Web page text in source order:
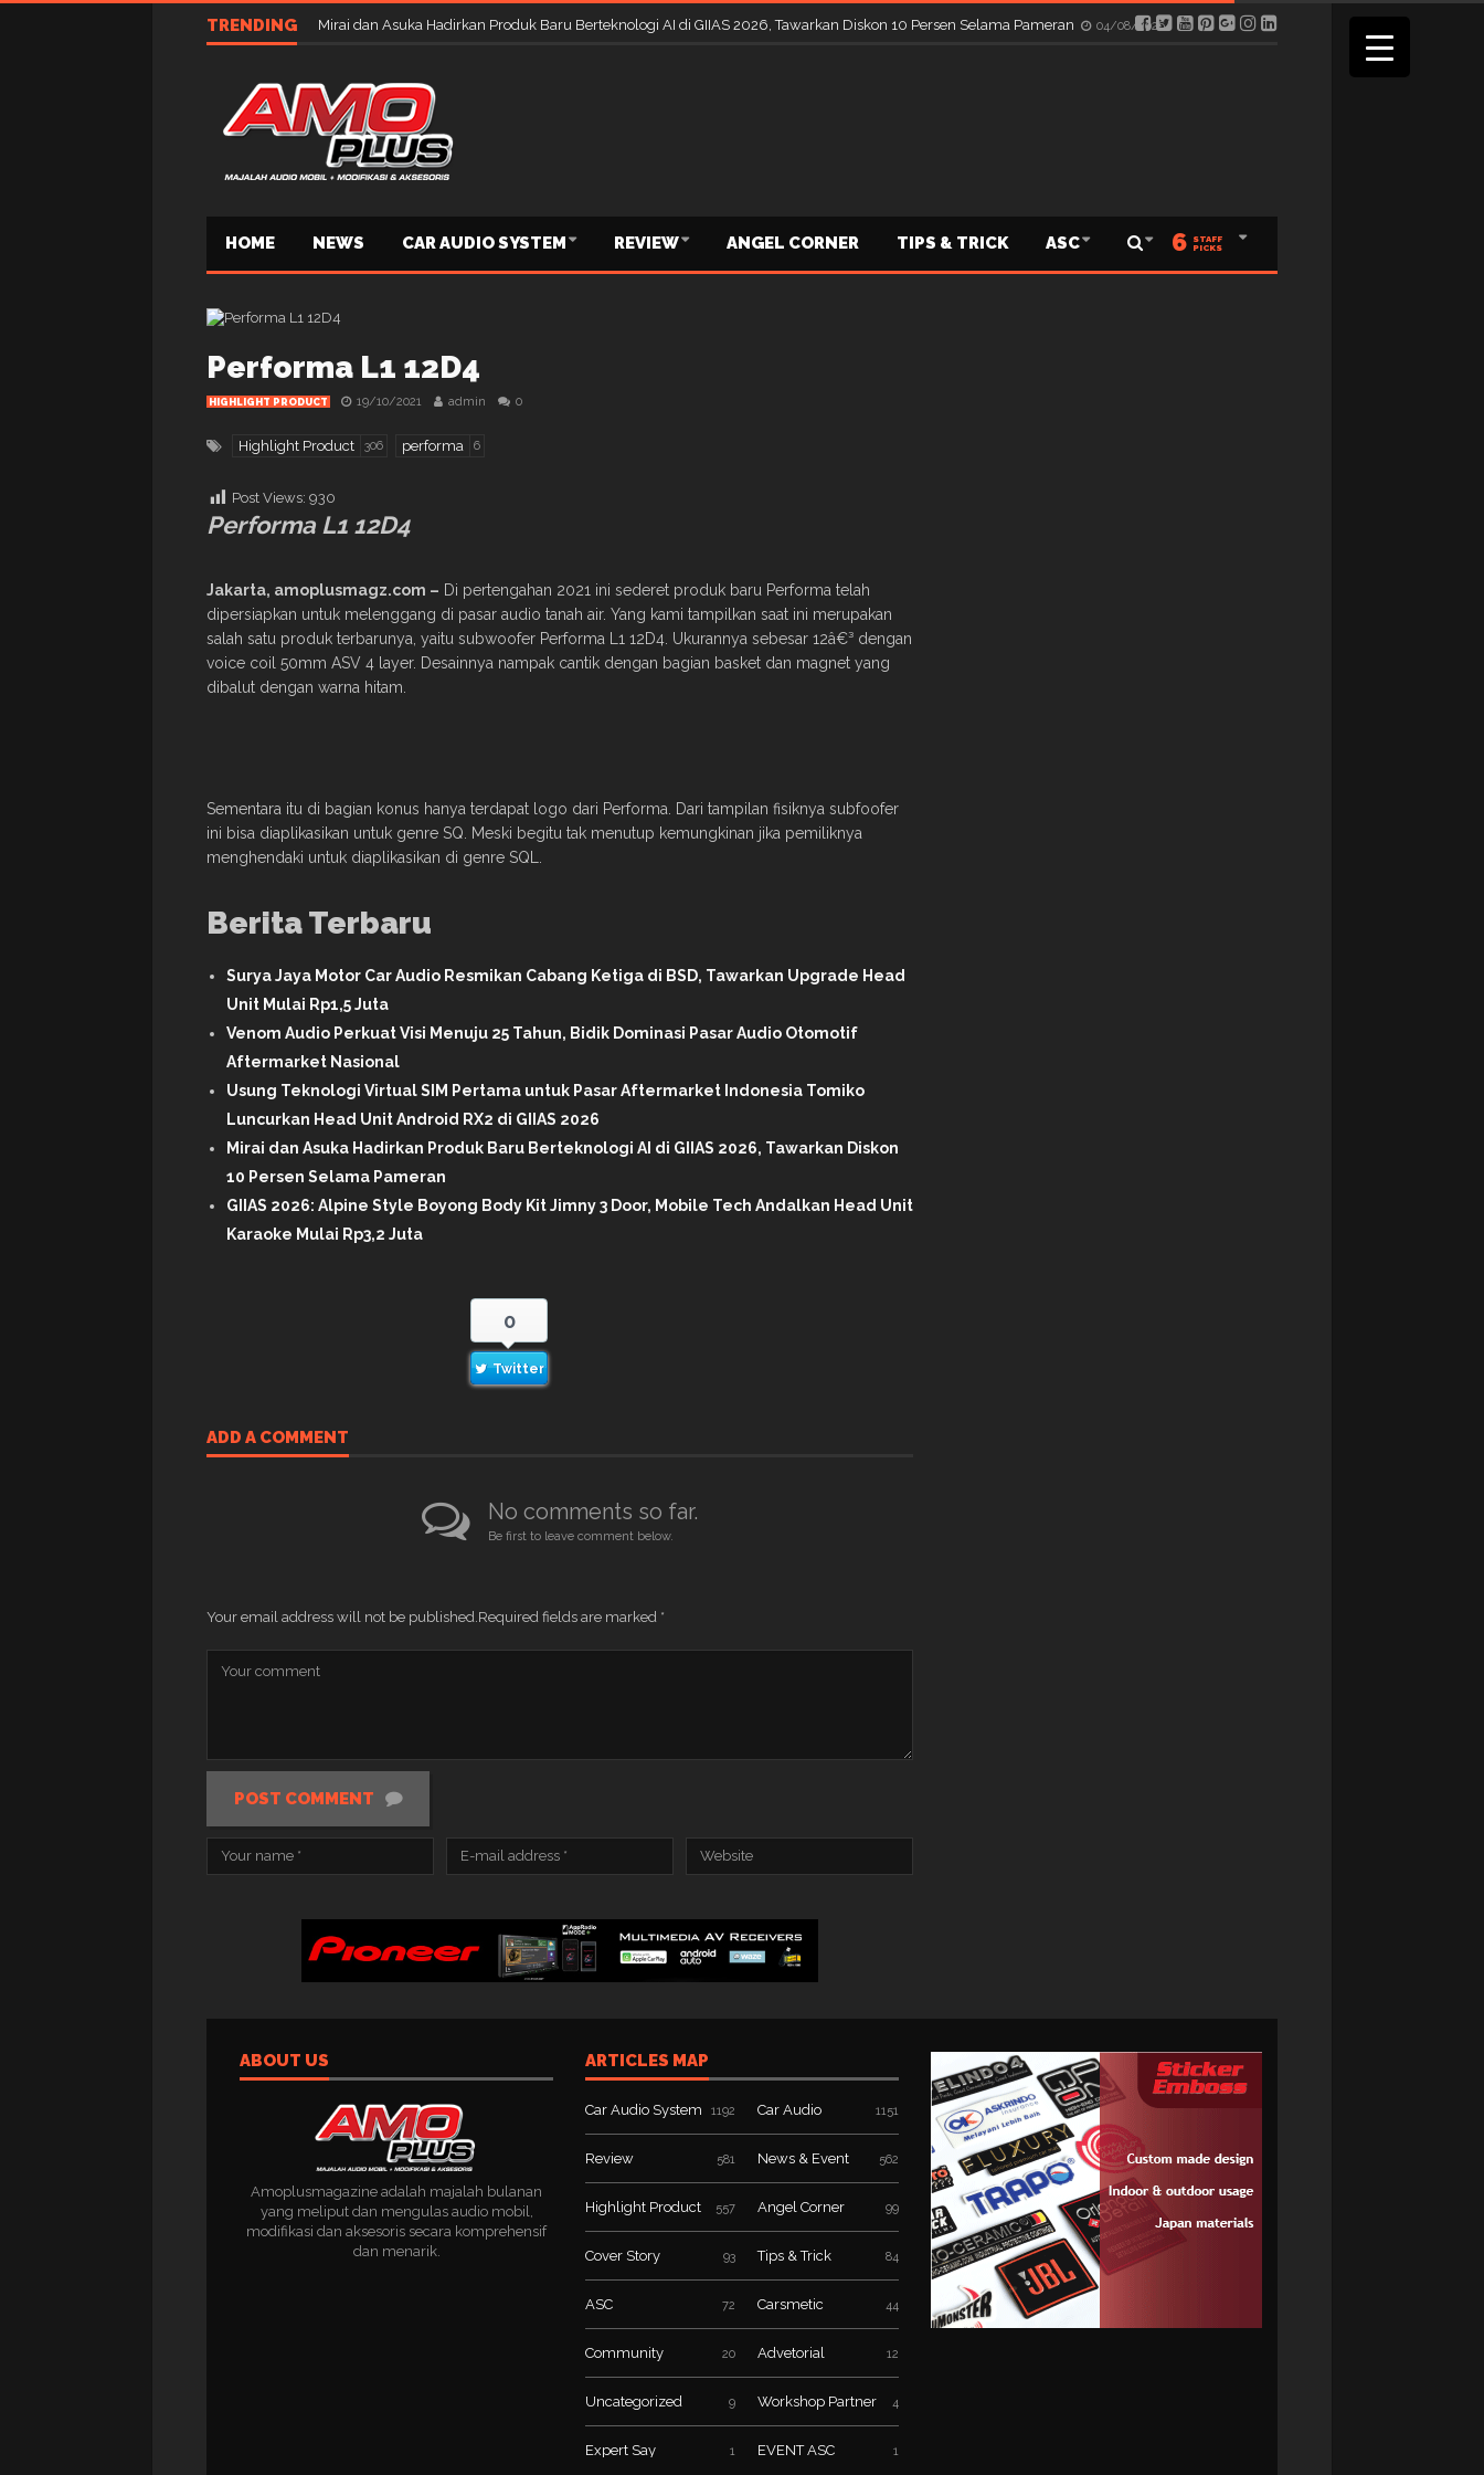
TRENDING Mirai dan Asuka Hadirkan Produk Baru Berteknologi AI di GIIAS 2026, Tawarkan Diskon 10 Persen Selama Pameran 04/08/2026
HOME NEWS CAR AUDIO SYSTEM REVIEW ANGEL CORNER TIPS & TRICK ASC 6 STAFF
PICKS
Performa L1 12D4
HIGHLIGHT PRODUCT 19/10/2021 admin 0
Highlight Product 306 performa 6
Post Views: 930
Performa L1 12D4
Jakarta, amoplusmagz.com – Di pertengahan 2021 ini sederet produk baru Performa telah
dipersiapkan untuk melenggang di pasar audio tanah air. Yang kami tampilkan saat ini merupakan
salah satu produk terbarunya, yaitu subwoofer Performa L1 12D4. Ukurannya sebesar 12â€³ dengan
voice coil 50mm ASV 4 layer. Desainnya nampak cantik dengan bagian basket dan magnet yang
dibalut dengan warna hitam.
Sementara itu di bagian konus hanya terdapat logo dari Performa. Dari tampilan fisiknya subfoofer
ini bisa diaplikasikan untuk genre SQ. Meski begitu tak menutup kemungkinan jika pemiliknya
menghendaki untuk diaplikasikan di genre SQL.
Berita Terbaru
Surya Jaya Motor Car Audio Resmikan Cabang Ketiga di BSD, Tawarkan Upgrade Head
Unit Mulai Rp1,5 Juta
Venom Audio Perkuat Visi Menuju 25 Tahun, Bidik Dominasi Pasar Audio Otomotif
Aftermarket Nasional
Usung Teknologi Virtual SIM Pertama untuk Pasar Aftermarket Indonesia Tomiko
Luncurkan Head Unit Android RX2 di GIIAS 2026
Mirai dan Asuka Hadirkan Produk Baru Berteknologi AI di GIIAS 2026, Tawarkan Diskon
10 Persen Selama Pameran
GIIAS 2026: Alpine Style Boyong Body Kit Jimny 3 Door, Mobile Tech Andalkan Head Unit
Karaoke Mulai Rp3,2 Juta
0
Twitter
ADD A COMMENT
No comments so far.
Be first to leave comment below.
Your email address will not be published. Required fields are marked *
POST COMMENT
ABOUT US
Amoplusmagazine adalah majalah bulanan
yang meliput dan mengulas audio mobil,
modifikasi dan aksesoris secara komprehensif
dan menarik.
ARTICLES MAP
Car Audio System 1192 Car Audio 1151
Review 581 News & Event 562
Highlight Product 557 Angel Corner 99
Cover Story 93 Tips & Trick 84
ASC 72 Carsmetic 44
Community 20 Advetorial 12
Uncategorized 9 Workshop Partner 4
Expert Say 1 EVENT ASC 1